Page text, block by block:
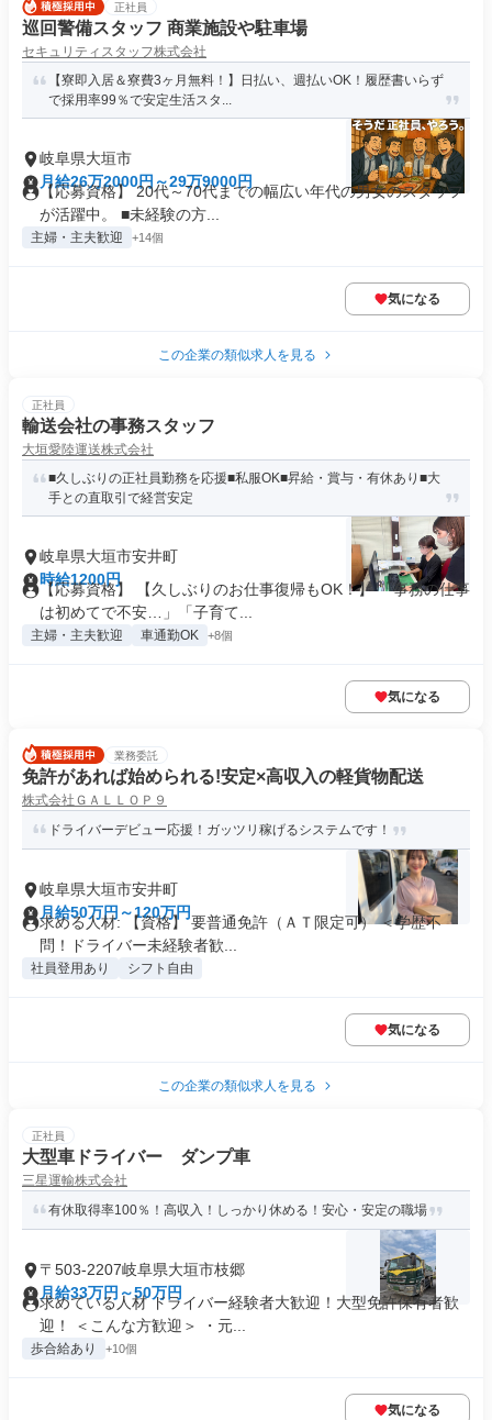
正社員
巡回警備スタッフ 商業施設や駐車場
セキュリティスタッフ株式会社
【寮即入居＆寮費3ヶ月無料！】日払い、週払いOK！履歴書いらず
で採用率99％で安定生活スタ...
岐阜県大垣市
月給26万2000円～29万9000円
【応募資格】 20代～70代までの幅広い年代の男女のスタッフ
が活躍中。 ■未経験の方...
主婦・主夫歓迎 +14個
気になる
この企業の類似求人を見る
正社員
輸送会社の事務スタッフ
大垣愛陸運送株式会社
■久しぶりの正社員勤務を応援■私服OK■昇給・賞与・有休あり■大
手との直取引で経営安定
岐阜県大垣市安井町
時給1200円
【応募資格】 【久しぶりのお仕事復帰もOK！】 「事務の仕事
は初めてで不安…」「子育て...
主婦・主夫歓迎 車通勤OK +8個
気になる
業務委託
免許があれば始められる!安定×高収入の軽貨物配送
株式会社ＧＡＬＬＯＰ９
ドライバーデビュー応援！ガッツリ稼げるシステムです！
岐阜県大垣市安井町
月給50万円～120万円
求める人材: 【資格】 要普通免許（ＡＴ限定可） ＜学歴不
問！ドライバー未経験者歓...
社員登用あり シフト自由
気になる
この企業の類似求人を見る
正社員
大型車ドライバー ダンプ車
三星運輸株式会社
有休取得率100％！高収入！しっかり休める！安心・安定の職場
〒503-2207岐阜県大垣市枝郷
月給33万円～50万円
求めている人材 ドライバー経験者大歓迎！大型免許保有者歓
迎！ ＜こんな方歓迎＞ ・元...
歩合給あり +10個
気になる